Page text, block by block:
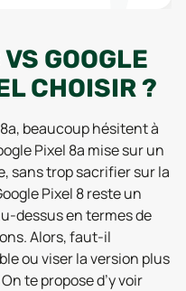
GOOGLE
CHOISIR ?
beaucoup hésitent à
Pixel 8a mise sur un
sans trop sacrifier sur la
Pixel 8 reste un
dessus en termes de
Alors, faut-il
ou viser la version plus
te propose d’y voir